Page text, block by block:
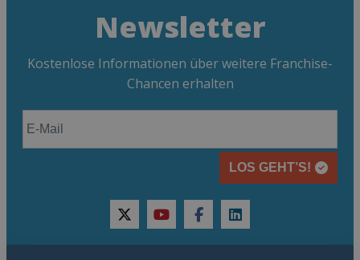
Newsletter
Kostenlose Informationen über weitere Franchise-
Chancen erhalten
LOS GEHT’S!
twitteryoutubefacebooklinkedin